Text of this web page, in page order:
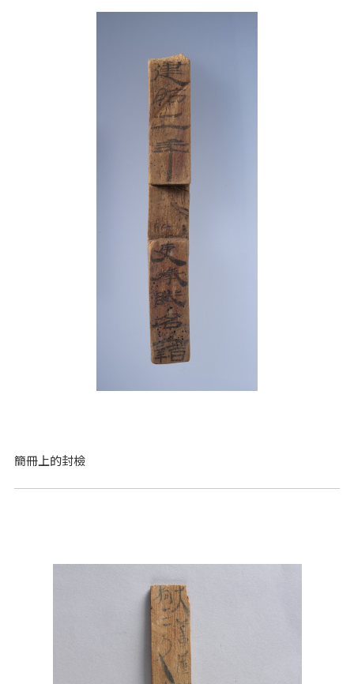
簡冊上的封檢